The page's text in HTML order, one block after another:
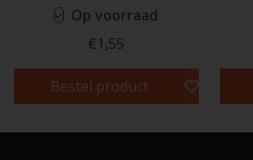
Op voorraad
€1,55
Bestel product